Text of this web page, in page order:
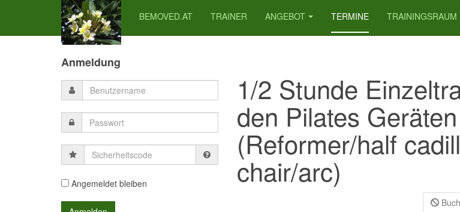
BEMOVED.AT TRAINER ANGEBOT TERMINE TRAININGSRAUM
1/2 Stunde
den Pilates Geräten
(Reformer/half
chair/arc)
Anmeldung
Sicherheitscode
Angemeldet bleiben
PreviousPrevious